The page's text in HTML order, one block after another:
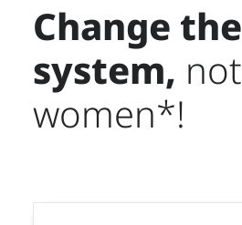
Change the
system, not
women*!